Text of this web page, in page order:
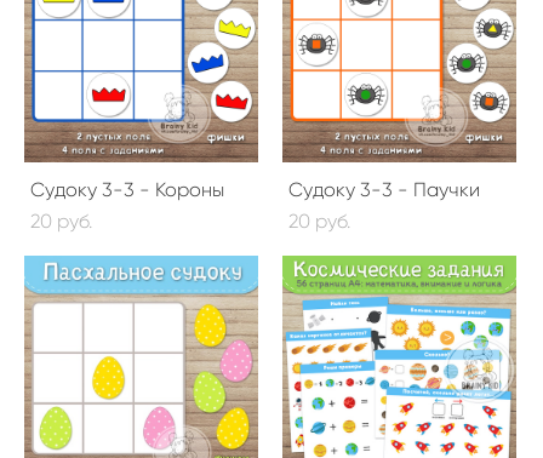
Судоку 3-3 - Короны
20 pуб.
Судоку 3-3 - Паучки
20 pуб.